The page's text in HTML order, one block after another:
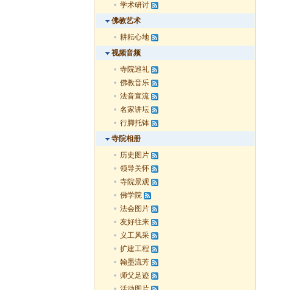
学术研讨
佛教艺术
耕耘心地
视频音频
寺院巡礼
佛教音乐
法音宣流
名家讲坛
行脚托钵
寺院相册
历史图片
领导关怀
寺院景观
佛学院
法会图片
友好往来
义工风采
扩建工程
翰墨流芳
师父足迹